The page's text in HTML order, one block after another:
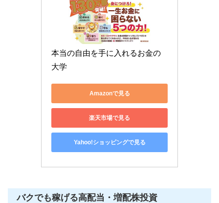
本当の自由を手に入れるお金の
大学
Amazonで見る
楽天市場で見る
Yahoo!ショッピングで見る
バクでも稼げる高配当・増配株投資